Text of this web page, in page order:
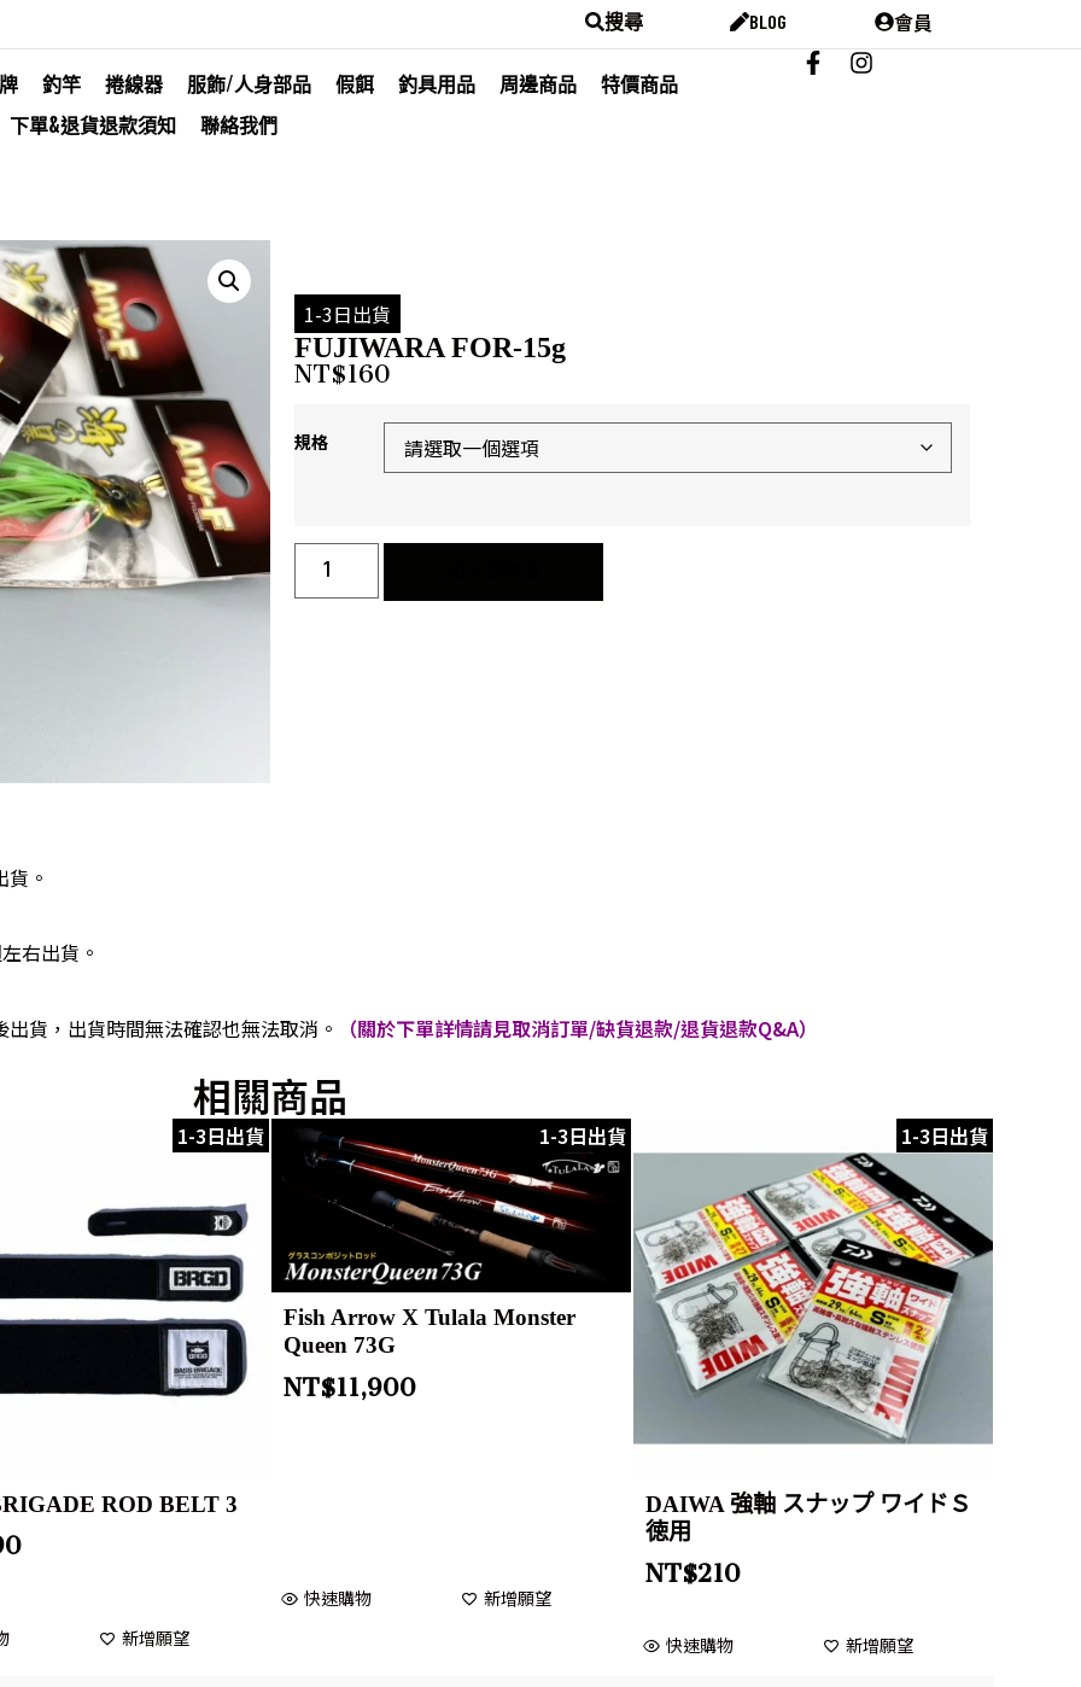
搜尋 BLOG 會員
釣竿 捲線器 服飾/人身部品 假餌 釣具用品 周邊商品
特價商品
下單&退貨退款須知
聯絡我們
1-3日出貨
FUJIWARA FOR-15g
NT$160
規格
。
右出貨。
貨，出貨時間無法確認也無法取消。 （關於下單詳情請見取消訂單/缺貨退款/退貨退款Q&A）
相關商品
1-3日出貨
ROD BELT 3
新增願望
1-3日出貨
Fish Arrow X Tulala Monster
Queen 73G
NT$11,900
快速購物 新增願望
1-3日出貨
DAIWA 強軸 スナップ ワイドＳ
徳用
NT$210
快速購物 新增願望